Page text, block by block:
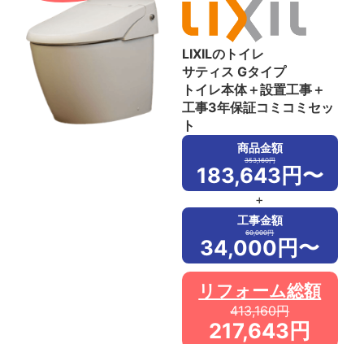
LIXILのトイレ
サティス Gタイプ
トイレ本体＋設置工事＋
工事3年保証コミコミセッ
ト
商品金額
353,160円
183,643円〜
+
工事金額
60,000円
34,000円〜
リフォーム総額
413,160円
217,643円